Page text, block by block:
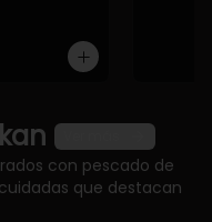
con pescado de
que destacan